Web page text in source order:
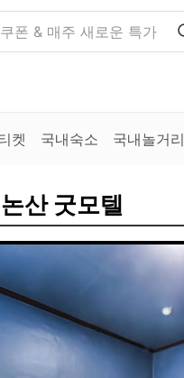
70% 여행 혜택
켓 국내숙소 국내놀거리
산 굿모텔